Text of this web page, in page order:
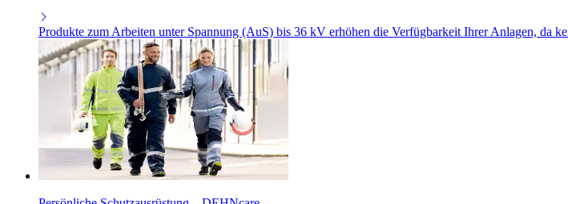
Produkte zum Arbeiten unter Spannung (AuS) bis 36 kV erhöhen die Verfügbarkeit Ihrer Anlagen, da